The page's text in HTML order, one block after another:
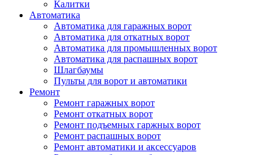
Калитки
Автоматика
Автоматика для гаражных ворот
Автоматика для откатных ворот
Автоматика для промышленных ворот
Автоматика для распашных ворот
Шлагбаумы
Пульты для ворот и автоматики
Ремонт
Ремонт гаражных ворот
Ремонт откатных ворот
Ремонт подъемных гаржных ворот
Ремонт распашных ворот
Ремонт автоматики и аксессуаров